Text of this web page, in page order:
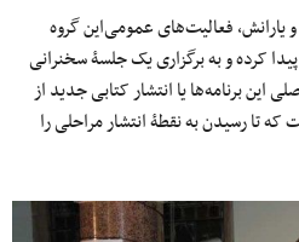
یارانش، فعالیت‌های عمومی‌این گروه
کرده و به برگزاری یک جلسۀ سخنرانی
برنامه‌ها یا انتشار کتابی جدید از
تا رسیدن به نقطۀ انتشار مراحلی را